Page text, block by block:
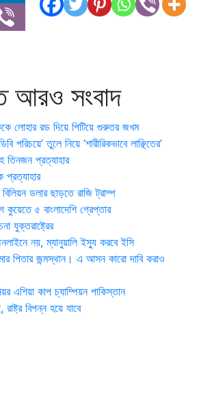
আরও সংবাদ
লোহার রড দিয়ে পিটিয়ে গুরুতর জখম
পরিচয়ে’ তুলে নিয়ে ‘শারীরিকভাবে লাঞ্ছিতের’
প্রত্যাহার
ডলার ছাড়তে রাজি ট্রাম্প
কুয়েতে ৫ বাংলাদেশি গ্রেপ্তার
যুক্তরাষ্ট্রের
নয়, ম্যানুয়ালি ইস্যু করবে ইসি
পিতার জন্মস্থান। এ আসন কারো দাবি করাও
এশিয়া কাপ চ্যাম্পিয়ন পাকিস্তান
বিপন্ন হয়ে যাবে